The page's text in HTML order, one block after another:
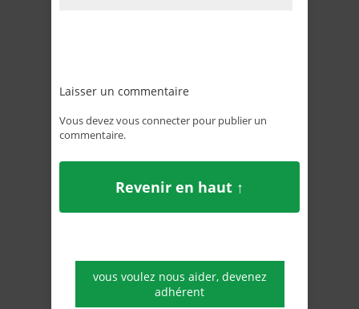
Laisser un commentaire
Vous devezvous connecter pour publier un
commentaire.
Revenir en haut ↑
vous voulez nous aider, devenez
adhérent